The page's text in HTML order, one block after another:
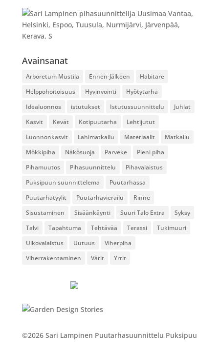
Avainsanat
Arboretum Mustila Ennen-Jälkeen
Habitare
Helppohoitoisuus
Hyvinvointi
Hyötytarha
Idealuonnos
istutukset Istutussuunnittelu
Juhlat
Kasvit
Kevät Kotipuutarha
Lehtijutut
Luonnonkasvit
Lähimatkailu Materiaalit
Matkailu
Mökkipiha
Näkösuoja Parveke
Pieni piha
Pihamuutos
Pihasuunnittelu
Pihavalaistus
Puksipuun suunnittelema
Puutarhassa
Puutarhatyylit
Puutarhavierailu
Rinne
Sisustaminen
Sisäänkäynti Suuri Talo Extra
Syksy
Talvi
Tapahtuma Tehtävää Terassi
Tukimuuri
Ulkovalaistus
Uutuus
Viherpiha
Viherrakentaminen
Värit Yrtit
©2026 Sari Lampinen Puutarhasuunnittelu Puksipuu